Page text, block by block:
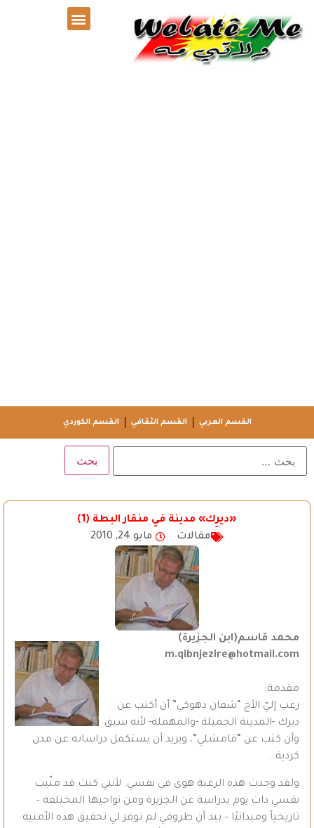
القسم العربي القسم الثقافي القسم الكوردي
«ديرِك» مدينة في منقار البطة (1)
مقالات
مايو 24, 2010
محمد قاسم(ابن الجزيرة)
m.qibnjezire@hotmail.com
مقدمة:
رغب إليّ الأخ “شفان دهوكي” أن أكتب عن
ديرك -المدينة الجميلة -والمهملة- لأنه سبق
وأن كتب عن “قامشلي”، ويريد أن يستكمل دراساته عن مدن
كردية…
ولقد وجدت هذه الرغبة هوى في نفسي. لأنني كنت قد منّيت
نفسي ذات يوم بدراسة عن الجزيرة ومن نواحيها المختلفة –
تاريخياً وميدانيًا – بيد أن ظروفي لم توفر لي تحقيق هذه الأمنية